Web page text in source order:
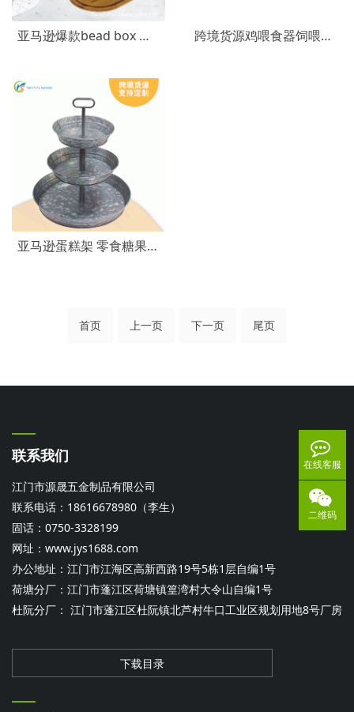
亚马逊爆款bead box 厨房黑色竹盖面包箱 可定制金属面包盒 跨境货源鸡喂食器饲喂设备鸡用料槽养鸡喂鸡设备喂鸡食槽饲喂器
亚马逊蛋糕架 零食糖果甜品点心收纳镀锌铁艺蛋糕盘 三层水果盘
首页 上一页 下一页 尾页
联系我们
江门市源晟五金制品有限公司
联系电话：18616678980（李生）
固话：0750-3328199
网址： www.jys1688.com
办公地址：江门市江海区高新西路19号5栋1层自编1号
荷塘分厂：江门市蓬江区荷塘镇篁湾村大令山自编1号
杜阮分厂： 江门市蓬江区杜阮镇北芦村牛口工业区规划用地8号厂房
下载目录
在线客服
二维码